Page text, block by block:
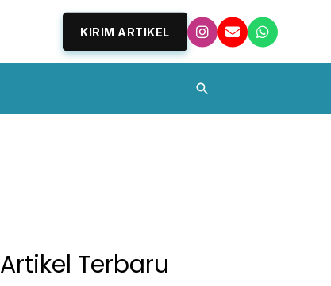
KIRIM ARTIKEL
Artikel Terbaru